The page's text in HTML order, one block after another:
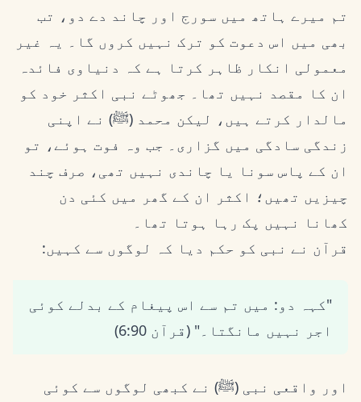
تم میرے ہاتھ میں سورج اور چاند دے دو، تب
بھی میں اس دعوت کو ترک نہیں کروں گا۔ یہ غیر
معمولی انکار ظاہر کرتا ہے کہ دنیاوی فائدہ
ان کا مقصد نہیں تھا۔ جھوٹے نبی اکثر خود کو
مالدار کرتے ہیں، لیکن محمد (ﷺ) نے اپنی
زندگی سادگی میں گزاری۔ جب وہ فوت ہوئے، تو
ان کے پاس سونا یا چاندی نہیں تھی، صرف چند
چیزیں تھیں؛ اکثر ان کے گھر میں کئی دن
کھانا نہیں پک رہا ہوتا تھا۔
قرآن نے نبی کو حکم دیا کہ لوگوں سے کہیں:
"کہہ دو: میں تم سے اس پیغام کے بدلے کوئی
اجر نہیں مانگتا۔" (قرآن 6:90)
اور واقعی نبی (ﷺ) نے کبھی لوگوں سے کوئی